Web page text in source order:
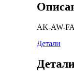
AK-AW-
Детали